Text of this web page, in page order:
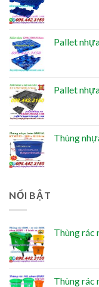
Pallet
Pallet
Thùng
NỔI BẬT
Thùng rác
Thùng rác